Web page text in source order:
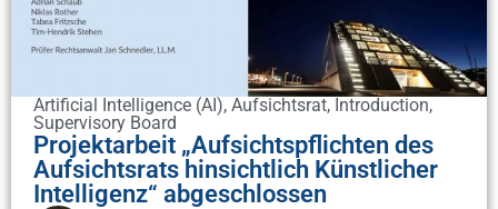
Artificial Intelligence (AI), Aufsichtsrat, Introduction,
Supervisory Board
Projektarbeit „Aufsichtspflichten des
Aufsichtsrats hinsichtlich Künstlicher
Intelligenz“ abgeschlossen